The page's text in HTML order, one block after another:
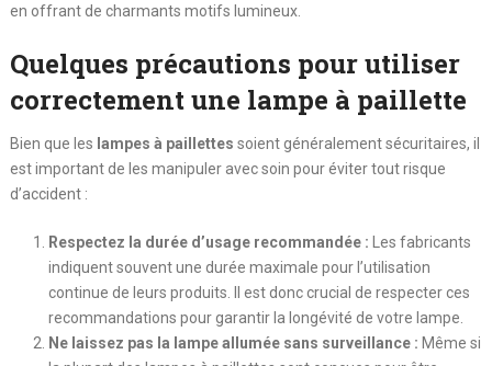
en offrant de charmants motifs lumineux.
Quelques précautions pour utiliser
correctement une lampe à paillette
Bien que les lampes à paillettes soient généralement sécuritaires, il
est important de les manipuler avec soin pour éviter tout risque
d’accident :
Respectez la durée d’usage recommandée : Les fabricants
indiquent souvent une durée maximale pour l’utilisation
continue de leurs produits. Il est donc crucial de respecter ces
recommandations pour garantir la longévité de votre lampe.
Ne laissez pas la lampe allumée sans surveillance : Même si